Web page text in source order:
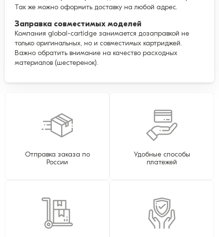
Так же можно оформить доставку на любой адрес.
Заправка совместимых моделей
Компания global-cartidge занимается дозаправкой не
только оригинальных, но и совместимых картриджей.
Важно обратить внимание на качество расходных
материалов (шестеренок).
Отправка заказа по
России
Удобные способы
платежей